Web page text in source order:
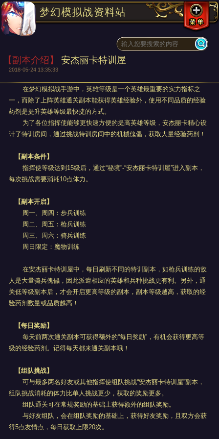
梦幻模拟战资料站
【副本介绍】 安杰丽卡特训屋
2018-05-24 13:35:33
在梦幻模拟战手游中，英雄等级是一个英雄最重要的实力指标之
一，而除了上阵英雄通关副本能获得英雄经验外，使用不同品质的经验
药剂是提升英雄等级最快捷的方式。
为了各位指挥使能够更快速方便的提高英雄等级，安杰丽卡精心设
计了特训房间，通过挑战特训房间中的机械傀儡，获取大量经验药剂！
【副本条件】
指挥使等级达到15级后，通过“秘境”-“安杰丽卡特训屋”进入副本，
每次挑战需要消耗10点体力。
【副本开启】
周一、周四：步兵训练
周二、周五：枪兵训练
周三、周六：骑兵训练
周日限定：魔物训练
在安杰丽卡特训屋中，每日刷新不同的特训副本，如枪兵训练的敌
人是大量骑兵傀儡，因此派遣相应的英雄和兵种挑战更有利。另外，通
关低等级副本后，才会开启更高等级的副本，副本等级越高，获取的经
验药剂数量或品质越高！
【每日奖励】
每天前两次通关副本可获得额外的“每日奖励”，有机会获得更高等
级的经验药剂。记得每天都来通关副本哦！
【组队挑战】
可与最多两名好友或其他指挥使组队挑战“安杰丽卡特训屋”副本，
组队挑战消耗的体力比单人挑战更少，获取的奖励更多。
组队通关可在常规奖励的基础上获得额外的组队奖励。
与好友组队，会在组队奖励的基础上，获得好友奖励，且双方会获
得5点友情点，每日获取上限20次。